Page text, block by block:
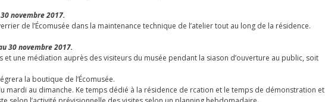
novembre 2017.
de l’Écomusée dans la maintenance technique de l’atelier tout au long de la résidence.
30 novembre 2017.
une médiation auprès des visiteurs du musée pendant la siason d’ouverture au public, soit
la boutique de l’Écomusée.
mardi au dimanche. Ke temps dédié à la résidence de rcation et le temps de démonstration et